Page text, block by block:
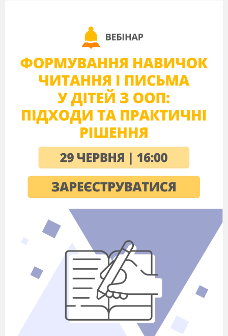
его родители не имеют ни русских, ни
украинских корней. Отец - родом из Дании,
имел два образования: диплом лингвиста и
диплом врача; мать - по отцу немка, имела
музыкальное образование, знала несколько
иностранных языков.
Семья переехала в Россию по приглашению
Екатерины ІІ, сначала отец получил
должность придворного библиотекаря,
а после получения медицинского
образования был военным врачом.
2. Затем отца по роду службы перевели в